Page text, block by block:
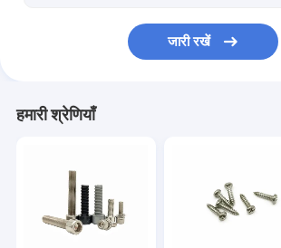
सीएनसी खराद मशीनिंग पार्ट्सजारी रखें
हमारी श्रेणियाँ